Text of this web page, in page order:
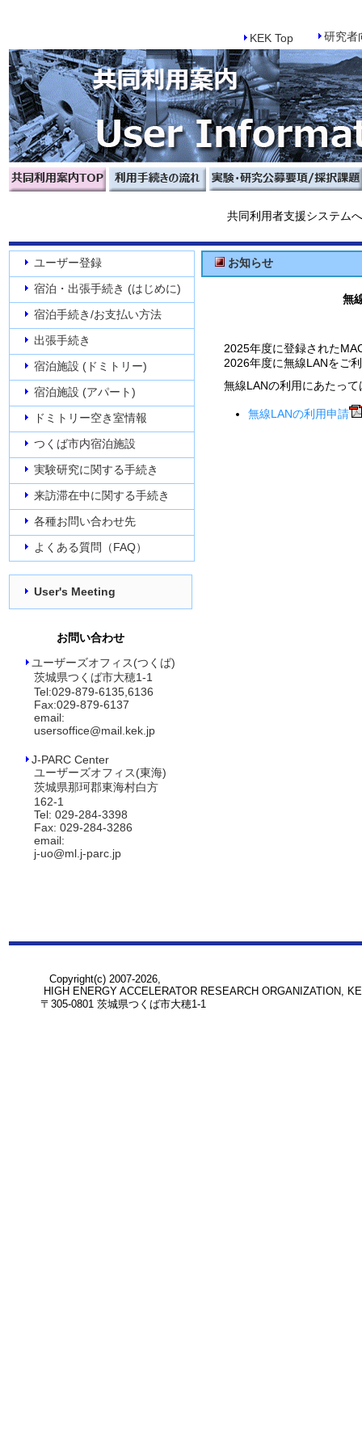
KEK Top 研究者
共同利用者支援システムへ
ユーザー登録
宿泊・出張手続き (はじめに)
宿泊手続き/お支払い方法
出張手続き
宿泊施設 (ドミトリー)
宿泊施設 (アパート)
ドミトリー空き室情報
つくば市内宿泊施設
実験研究に関する手続き
来訪滞在中に関する手続き
各種お問い合わせ先
よくある質問（FAQ）
User's Meeting
お問い合わせ
ユーザーズオフィス(つくば)
茨城県つくば市大穂1-1
Tel:029-879-6135,6136
Fax:029-879-6137
email:
usersoffice@mail.kek.jp
J-PARC Center
ユーザーズオフィス(東海)
茨城県那珂郡東海村白方
162-1
Tel: 029-284-3398
Fax: 029-284-3286
email:
j-uo@ml.j-parc.jp
お知らせ
無
2025年度に登録された
2026年度に無線LANをご
無線LANの利用にあたっ
無線LANの利用申請
Copyright(c) 2007-2026,
HIGH ENERGY ACCELERATOR RESEARCH ORGANIZATION,
〒305-0801 茨城県つくば市大穂1-1